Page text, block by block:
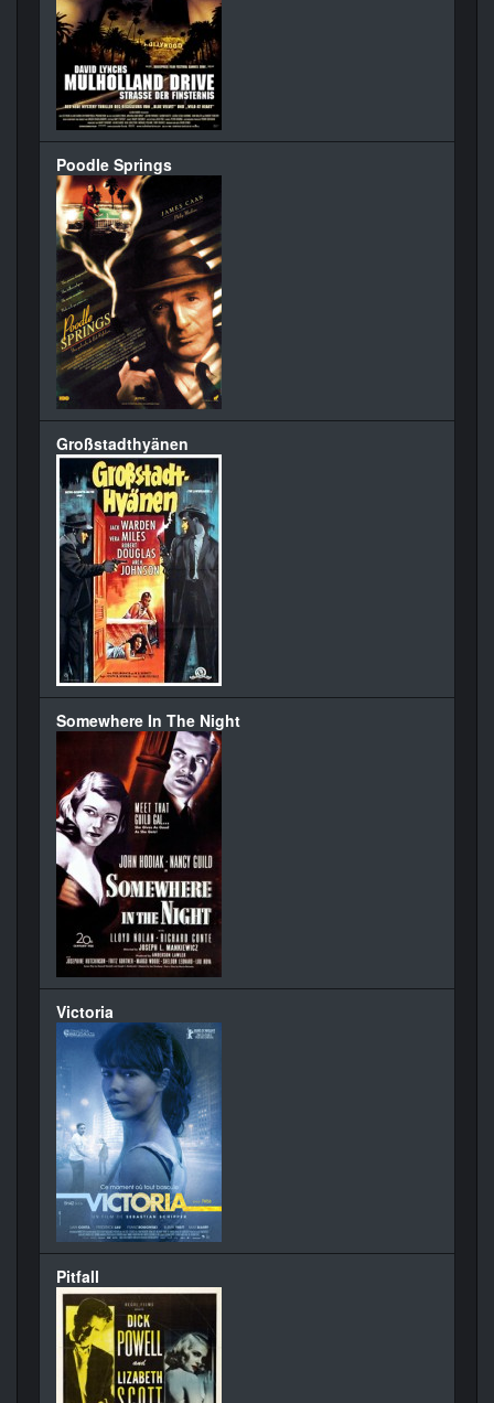
Poodle Springs
Großstadthyänen
Somewhere In The Night
Victoria
Pitfall